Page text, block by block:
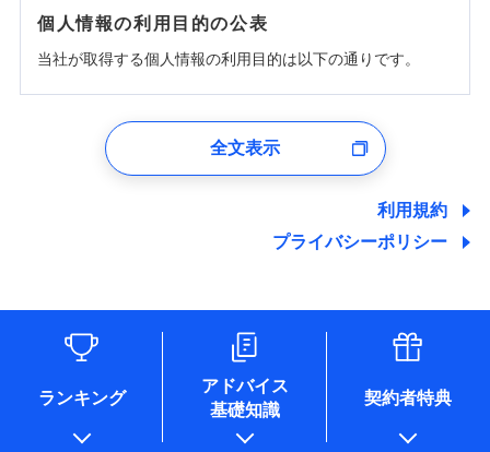
個人情報の利用目的の公表
当社が取得する個人情報の利用目的は以下の通りです。
ユーザー登録受付および、管理のため
しくは委託を受けている保険会社・提携会社の保険その他に
関する情報を提供し、金融商品等の契約を勧奨するため、ま
た維持管理等の委託業務遂行のため、またそれらに付帯、関
情報を取引のある他の保険会社の商品・サービスをご提案す
るために利用させていただくことがあります。）
各種セミナーの開催のため
コンサルティングサービスの実施のため
アンケートやキャンペーン等の実施のため
上記に係る案内・手続き・管理等付帯業務を行うため
* 当社が委託を受けている保険会社の情報は、保険会社のホ
全文表示
利用規約
プライバシーポリシー
ランキング
アドバイス
基礎知識
契約者特典